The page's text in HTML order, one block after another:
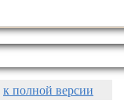
к полной версии